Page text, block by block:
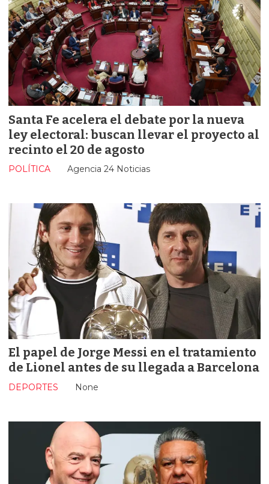
Santa Fe acelera el debate por la nueva
ley electoral: buscan llevar el proyecto al
recinto el 20 de agosto
Agencia 24 Noticias
POLÍTICA
El papel de Jorge Messi en el tratamiento
de Lionel antes de su llegada a Barcelona
None
DEPORTES